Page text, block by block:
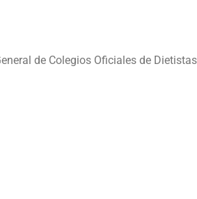
de Colegios Oficiales de